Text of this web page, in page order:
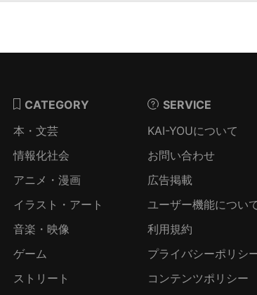
CATEGORY
本・文芸
情報化社会
アニメ・漫画
イラスト・アート
音楽・映像
ゲーム
ストリート
SERVICE
KAI-YOUについて
お問い合わせ
広告掲載
ユーザー機能につい
利用規約
プライバシーポリシ
コンテンツポリシー